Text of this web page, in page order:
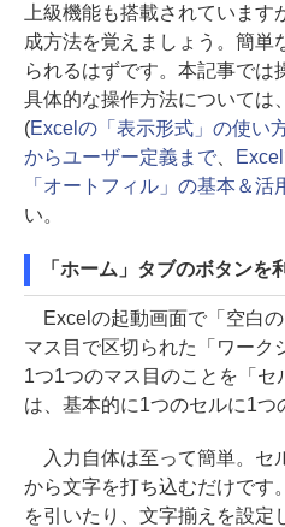
上級機能も搭載されていま
成方法を覚えましょう。簡単
られるはずです。本記事では
具体的な操作方法については
(Excelの「表示形式」の使い
からユーザー定義まで、
「オートフィル」の基本＆活
い。
「ホーム」タブのボタンを
Excelの起動画面で「空白
マス目で区切られた「ワーク
1つ1つのマス目のことを「
は、基本的に1つのセルに1つ
入力自体は至って簡単。セ
から文字を打ち込むだけです
を引いたり、文字揃えを設定